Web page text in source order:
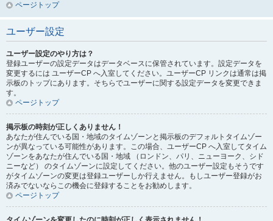
ページトップ
ユーザー設定
ユーザー設定のやり方は？
登録ユーザーの設定データはデータベースに保管されています。設定データを
変更するには ユーザーCP へ入室してください。ユーザーCP リンクは通常は掲
示板のトップにあります。そちらでユーザーに関する設定データを変更できま
す。
ページトップ
掲示板の時刻が正しくありません！
あなたが住んでいる国・地域のタイムゾーンと掲示板のデフォルトタイムゾー
ンが異なっている可能性があります。この場合、ユーザーCP へ入室してタイム
ゾーンをあなたが住んでいる国・地域 （ロンドン、パリ、ニューヨーク、シド
ニーなど） のタイムゾーンに設定してください。他のユーザー設定もそうです
がタイムゾーンの変更は登録ユーザーしか行えません。もしユーザー登録がお
済みでないならこの機会に登録することをお勧めします。
ページトップ